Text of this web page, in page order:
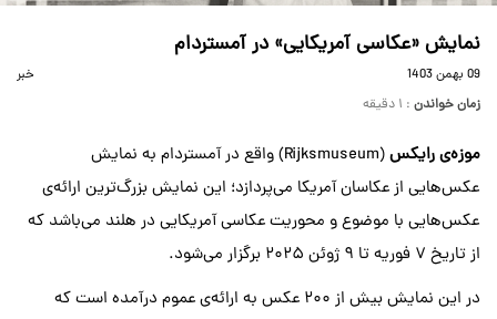
نمایش «عکاسی آمریکایی» در آمستردام
09 بهمن 1403
خبر
زمان خواندن : ۱ دقیقه
موزه‌ی رایکس
(Rijksmuseum) واقع در آمستردام به نمایش
عکس‌هایی از عکاسان آمریکا می‌پردازد؛ این نمایش بزرگ‌ترین ارائه‌ی
عکس‌هایی با موضوع و محوریت عکاسی آمریکایی در هلند می‌باشد که
از تاریخ ۷ فوریه تا ۹ ژوئن ۲۰۲۵ برگزار می‌شود.
در این نمایش بیش از ۲۰۰ عکس به‌ ارائه‌ی عموم درآمده است که